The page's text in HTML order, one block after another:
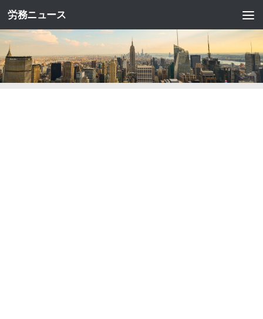
コンテンツへスキップ
労務ニュース